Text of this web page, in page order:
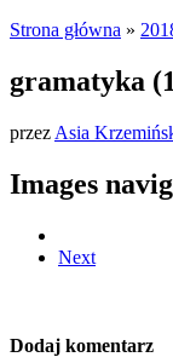
Strona główna »
gramatyka
przez Asia
Images
Next
Dodaj komentarz